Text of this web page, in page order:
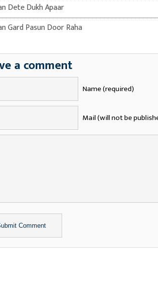
Dete Dukh Apaar
Gard Pasun Door Raha
a comment
Name (required)
Mail (will not be